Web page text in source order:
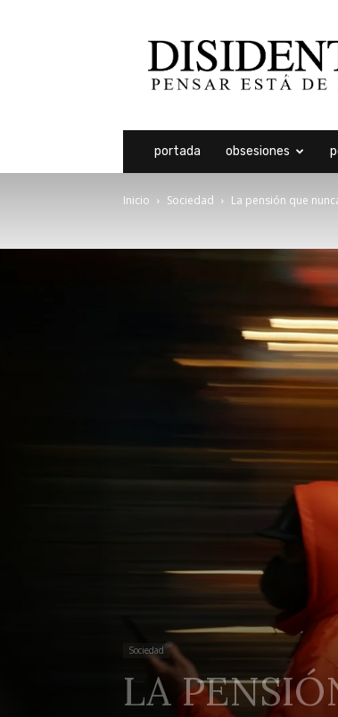
portada obsesiones
Inicio Sociedad La pensión que
Sociedad
LA